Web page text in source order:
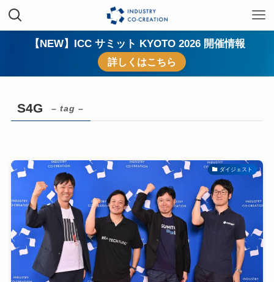
【NEW】ICC サミット KYOTO 2026 開催情報
詳しくはこちら
S4G – tag –
ダイジェスト